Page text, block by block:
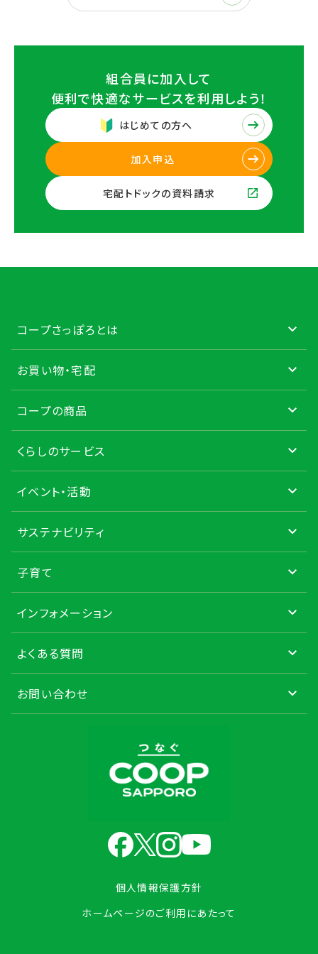
組合員に加入して
便利で快適なサービスを利用しよう！
はじめての方へ
加入申込
宅配トドックの資料請求
個人情報保護方針
ホームページのご利用にあたって
コープさっぽろとは
お買い物・宅配
コープの商品
くらしのサービス
イベント・活動
サステナビリティ
子育て
インフォメーション
よくある質問
お問い合わせ